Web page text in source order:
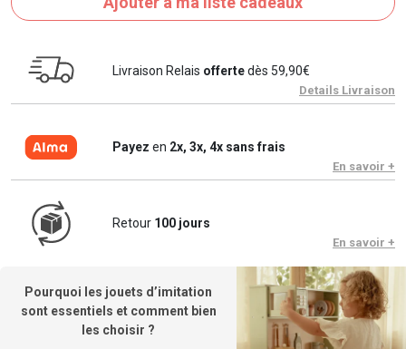
Livraison Relais offertedès 59,90€
Details Livraison
Payez en 2x, 3x, 4x sans frais
En savoir +
Retour 100 jours
En savoir +
Pourquoi les jouets d’imitation
sont essentiels et comment bien
les choisir ?